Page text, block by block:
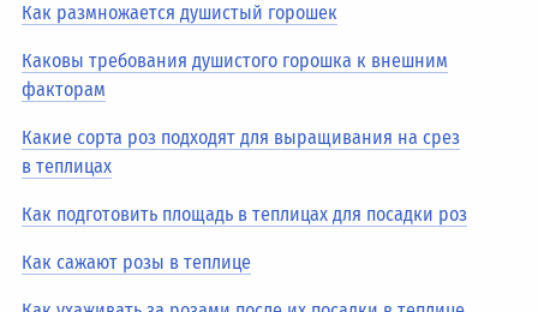
Как размножается душистый горошек
Каковы требования душистого горошка к внешним
факторам
Какие сорта роз подходят для выращивания на срез
в теплицах
Как подготовить площадь в теплицах для посадки роз
Как сажают розы в теплице